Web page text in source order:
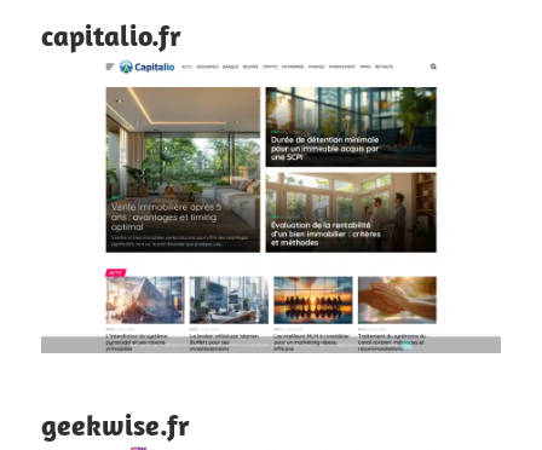
capitalio.fr
geekwise.fr